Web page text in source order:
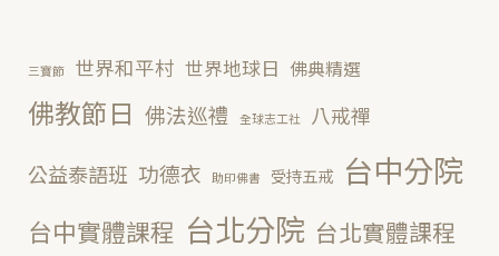
三寶節 世界和平村 世界地球日 佛典精選
佛教節日 佛法巡禮 全球志工社 八戒禪
公益泰語班 功德衣 助印佛書 受持五戒 台中分院
台中實體課程 台北分院 台北實體課程